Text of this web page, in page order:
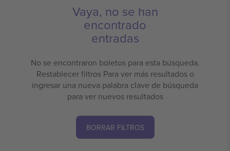
Vaya, no se han
encontrado
entradas
No se encontraron boletos para esta búsqueda.
Restablecer filtros Para ver más resultados o
ingresar una nueva palabra clave de búsqueda
para ver nuevos resultados
BORRAR FILTROS